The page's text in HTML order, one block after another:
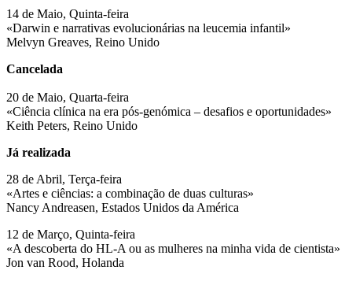
14 de Maio, Quinta-feira
«Darwin e narrativas evolucionárias na leucemia infantil»
Melvyn Greaves, Reino Unido
Cancelada
20 de Maio, Quarta-feira
«Ciência clínica na era pós-genómica – desafios e oportunidades»
Keith Peters, Reino Unido
Já realizada
28 de Abril, Terça-feira
«Artes e ciências: a combinação de duas culturas»
Nancy Andreasen, Estados Unidos da América
12 de Março, Quinta-feira
«A descoberta do HL-A ou as mulheres na minha vida de cientista»
Jon van Rood, Holanda